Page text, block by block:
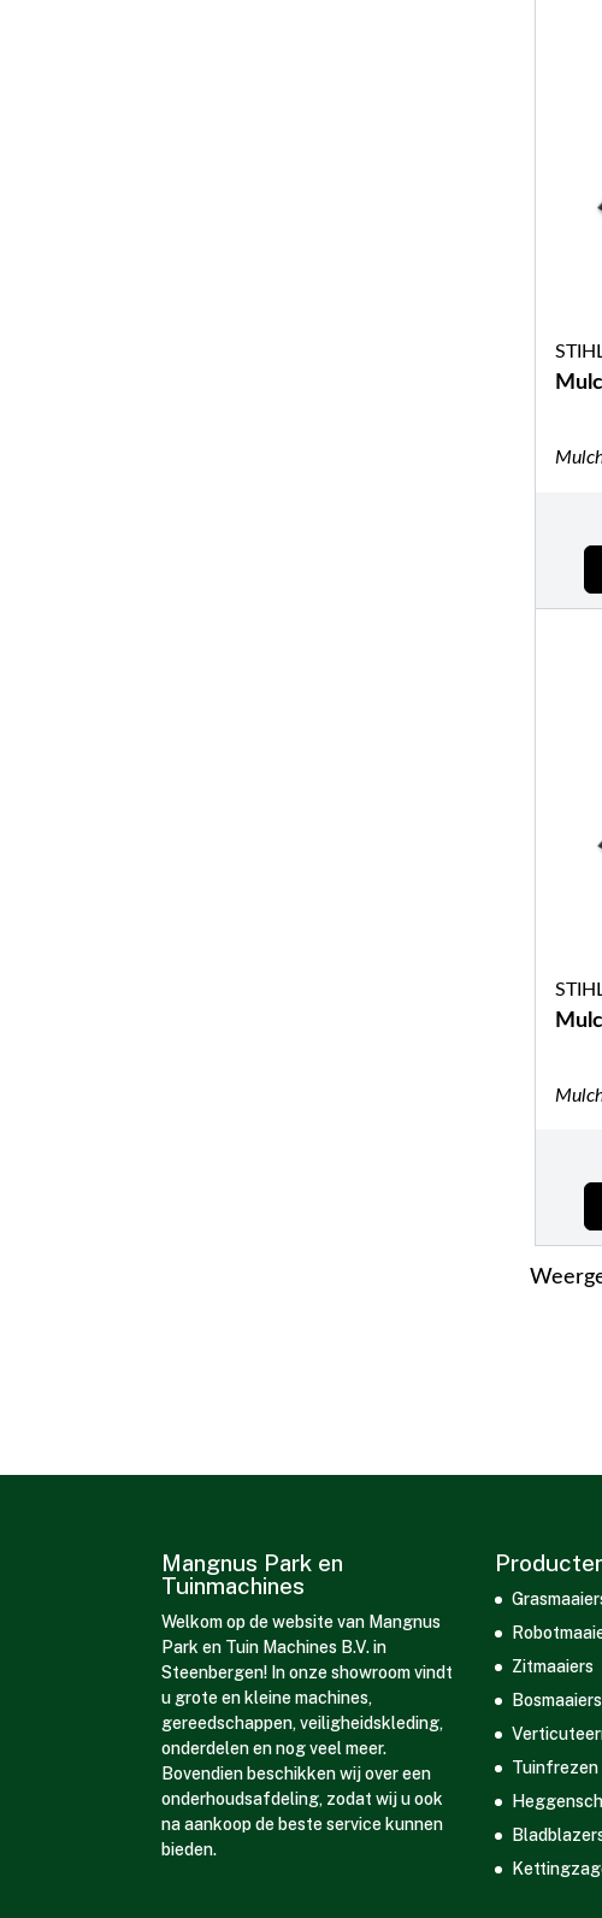
Mangnus Park en
Tuinmachines
Welkom op de website van Mangnus
Park en Tuin Machines B.V. in
Steenbergen! In onze showroom vindt
u grote en kleine machines,
gereedschappen, veiligheidskleding,
onderdelen en nog veel meer.
Bovendien beschikken wij over een
onderhoudsafdeling, zodat wij u ook
na aankoop de beste service kunnen
bieden.
Zitmaaiers
Bosmaaiers
Tuinfrezen